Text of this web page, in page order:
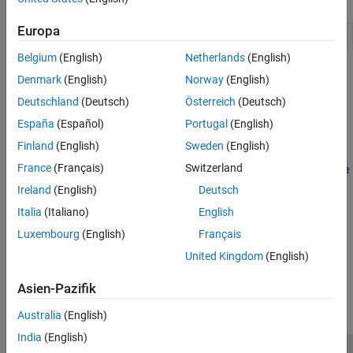
coder.storageClass
Themen
Storage Classes for Code Generation from MATLAB Code
A storage class determines the declaration and definition of a
Control Declarations and Definitions of Global Variables in Code
Generated from MATLAB Code
representation in C/C++ code generated from MATLAB code.
How useful was this information?
Europa
Belgium (English)
Denmark (English)
Deutschland (Deutsch)
España (Español)
Finland (English)
France (Français)
Ireland (English)
Italia (Italiano)
Luxembourg (English)
Netherlands(English)
Norway(English)
Österreich (Deutsch)
Portugal (English)
Sweden (English)
Switzerland
Deutsch
English
Français
United Kingdom(English)
Asien-Pazifik
Australia (English)
India (English)